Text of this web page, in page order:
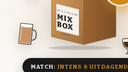
DEZE MAAND
MIX
BOX
8 BIEREN
MATCH: INTENS & UITDAGEND